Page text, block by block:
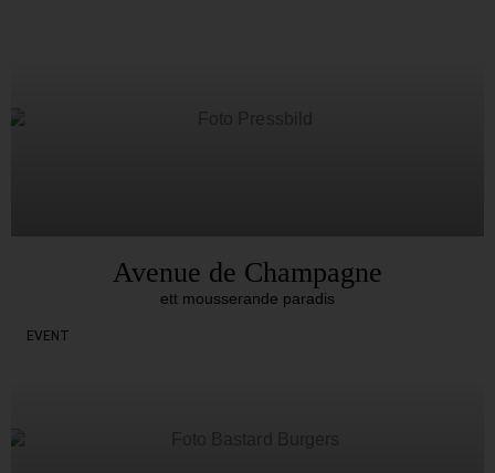
Avenue de Champagne
ett mousserande paradis
EVENT